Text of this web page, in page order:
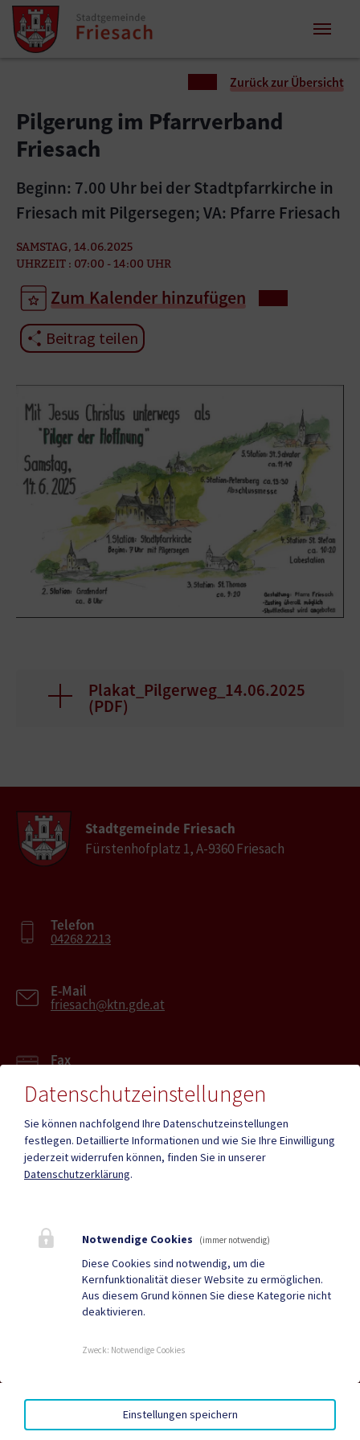
Zum Inhalt springen
Zum Seitenende springen
Zurück zur Übersicht
Pilgerung im Pfarrverband
Friesach
Beginn: 7.00 Uhr bei der Stadtpfarrkirche in
Friesach mit Pilgersegen; VA: Pfarre Friesach
SAMSTAG, 14.06.2025
UHRZEIT : 07:00 - 14:00 UHR
Zum Kalender hinzufügen
Beitrag teilen
Plakat_Pilgerweg_14.06.2025
(PDF)
Stadtgemeinde Friesach
Fürstenhofplatz 1, A-9360 Friesach
Telefon
04268 2213
E-Mail
friesach@ktn.gde.at
Fax
Mehr
Quicklinks
Geko digital Gemeinde-
Tourismus
Sport & Freizeit
Neuigkeiten
AMTSSIGNATUR BARRIEREFREIHEIT
SITEMAP|IMPRESSUM
Datenschutzeinstellungen
Sie können nachfolgend Ihre Datenschutzeinstellungen
festlegen. Detaillierte Informationen und wie Sie Ihre Einwilligung
jederzeit widerrufen können, finden Sie in unserer
Datenschutzerklärung.
Notwendige Cookies (immer notwendig)
Diese Cookies sind notwendig, um die
Kernfunktionalität dieser Website zu ermöglichen.
Aus diesem Grund können Sie diese Kategorie nicht
deaktivieren.
Zweck: Notwendige Cookies
Einstellungen speichern